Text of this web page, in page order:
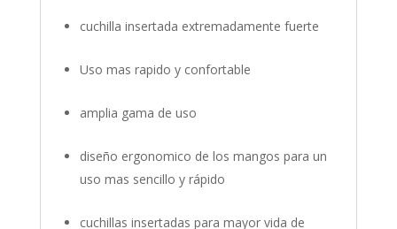
cuchilla insertada extremadamente fuerte
Uso mas rapido y confortable
amplia gama de uso
diseño ergonomico de los mangos para un
uso mas sencillo y rápido
cuchillas insertadas para mayor vida de